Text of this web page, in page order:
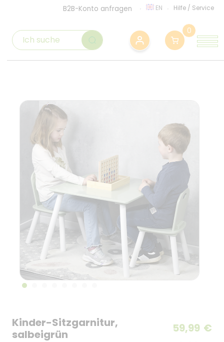
B2B-Konto anfragen EN Hilfe / Service
0
Kinder-Sitzgarnitur,
salbeigrün
59,99 €